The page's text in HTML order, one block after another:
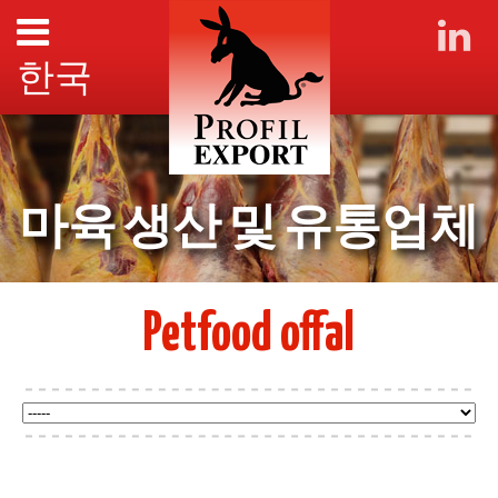
한국
마육 생산 및 유통업체
Petfood offal